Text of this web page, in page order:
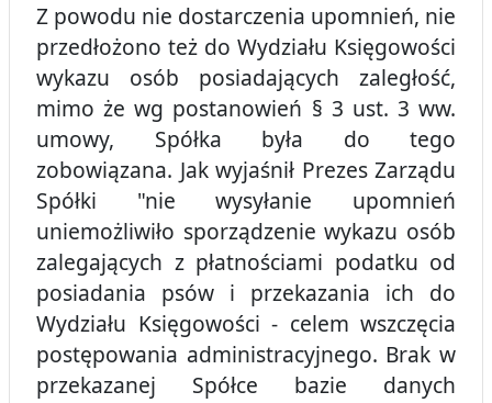
Z powodu nie dostarczenia upomnień, nie
przedłożono też do Wydziału Księgowości
wykazu osób posiadających zaległość,
mimo że wg postanowień § 3 ust. 3 ww.
umowy, Spółka była do tego
zobowiązana. Jak wyjaśnił Prezes Zarządu
Spółki "nie wysyłanie upomnień
uniemożliwiło sporządzenie wykazu osób
zalegających z płatnościami podatku od
posiadania psów i przekazania ich do
Wydziału Księgowości - celem wszczęcia
postępowania administracyjnego. Brak w
przekazanej Spółce bazie danych